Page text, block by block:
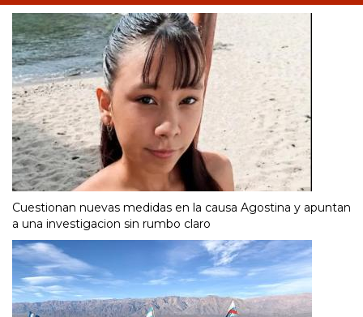
Cuestionan nuevas medidas en la causa Agostina y apuntan
a una investigacion sin rumbo claro